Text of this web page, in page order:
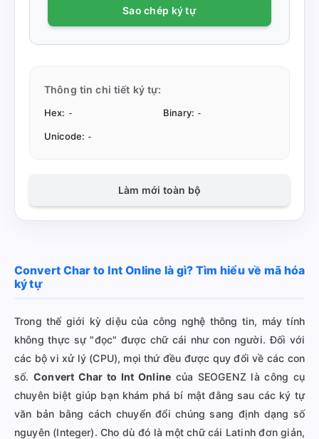
Sao chép ký tự
Thông tin chi tiết ký tự:
Hex: - Binary: -
Unicode: -
Làm mới toàn bộ
Convert Char to Int Online là gì? Tìm hiểu về mã hóa
ký tự
Trong thế giới kỳ diệu của công nghệ thông tin, máy tính
không thực sự "đọc" được chữ cái như con người. Đối với
các bộ vi xử lý (CPU), mọi thứ đều được quy đổi về các con
số.Convert Char to Int Online của SEOGENZ là công cụ
chuyên biệt giúp bạn khám phá bí mật đằng sau các ký tự
văn bản bằng cách chuyển đổi chúng sang định dạng số
nguyên (Integer). Cho dù đó là một chữ cái Latinh đơn giản,